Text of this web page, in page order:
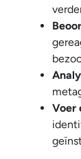
Voer